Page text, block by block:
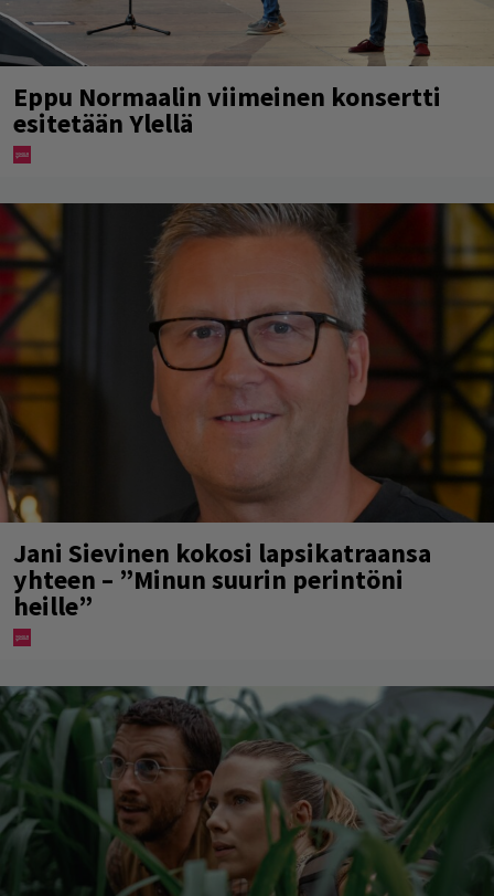
Eppu Normaalin viimeinen konsertti
esitetään Ylellä
Jani Sievinen kokosi lapsikatraansa
yhteen – ”Minun suurin perintöni
heille”